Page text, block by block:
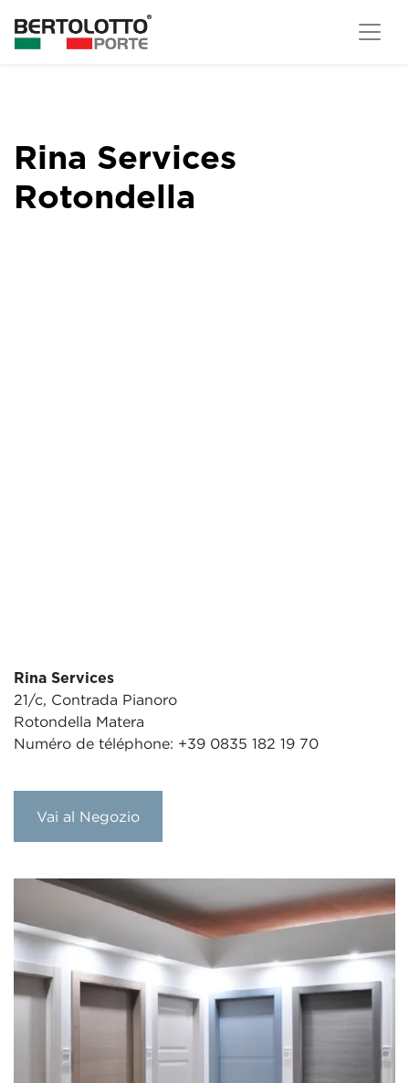
Rina Services
Rotondella
Rina Services
21/c, Contrada Pianoro
Rotondella Matera
Numéro de téléphone: +39 0835 182 19 70
Vai al Negozio